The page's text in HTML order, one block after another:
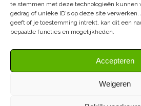
te stemmen met deze technologieën kunnen
gedrag of unieke ID's op deze site
geeft of je toestemming intrekt, kan dit een
bepaalde functies en mogelijkheden.
Accepteren
Weigeren
Disclaimer
Privacy verklaring